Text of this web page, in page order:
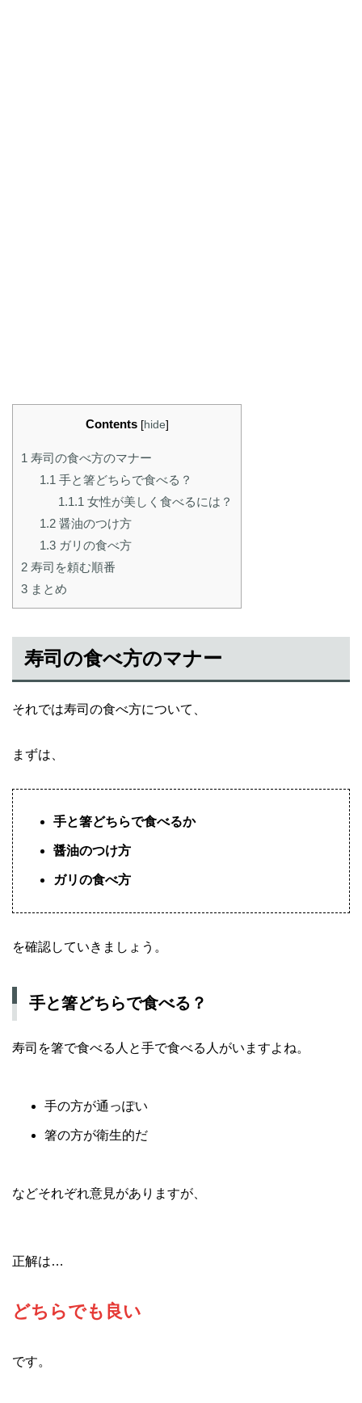
Contents [hide]
1 寿司の食べ方のマナー
1.1 手と箸どちらで食べる？
1.1.1 女性が美しく食べるには？
1.2醤油のつけ方
1.3ガリの食べ方
2 寿司を頼む順番
3 まとめ
寿司の食べ方のマナー
それでは寿司の食べ方について、
まずは、
手と箸どちらで食べるか
醤油のつけ方
ガリの食べ方
を確認していきましょう。
手と箸どちらで食べる？
寿司を箸で食べる人と手で食べる人がいますよね。
手の方が通っぽい
箸の方が衛生的だ
などそれぞれ意見がありますが、
正解は…
どちらでも良い
です。